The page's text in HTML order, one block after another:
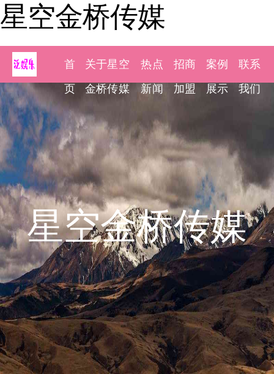
星空金桥传媒
首
页
关于星空
金桥传媒
热点
新闻
招商
加盟
案例
展示
联系
我们
星空金桥传媒